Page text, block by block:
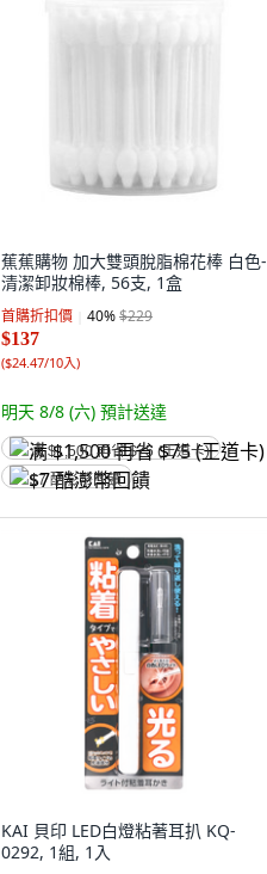
蕉蕉購物 加大雙頭脫脂棉花棒 白色-
清潔卸妝棉棒, 56支, 1盒
首購折扣價 40%$229
$137
($24.47/10入)
明天 8/8 (六) 預計送達
满 $1,500 再省 $75 (王道卡)
$7 酷澎幣回饋
KAI 貝印 LED白燈粘著耳扒 KQ-
0292, 1組, 1入